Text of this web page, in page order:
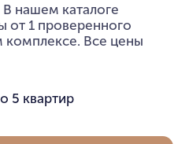
нашем каталоге
от 1 проверенного
комплексе. Все цены
5 квартир